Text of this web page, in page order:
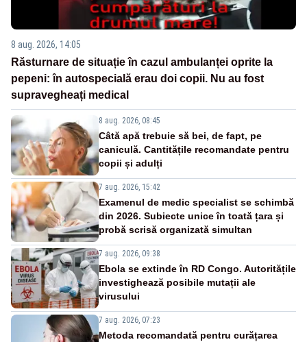
8 aug. 2026, 14:05
Răsturnare de situație în cazul ambulanței oprite la
pepeni: în autospecială erau doi copii. Nu au fost
supravegheați medical
8 aug. 2026, 08:45
Câtă apă trebuie să bei, de fapt, pe
caniculă. Cantitățile recomandate pentru
copii și adulți
7 aug. 2026, 15:42
Examenul de medic specialist se schimbă
din 2026. Subiecte unice în toată țara și
probă scrisă organizată simultan
7 aug. 2026, 09:38
Ebola se extinde în RD Congo. Autoritățile
investighează posibile mutații ale
virusului
7 aug. 2026, 07:23
Metoda recomandată pentru curățarea